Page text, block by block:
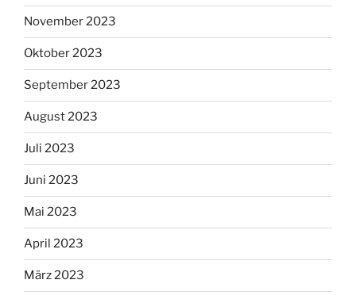
November 2023
Oktober 2023
September 2023
August 2023
Juli 2023
Juni 2023
Mai 2023
April 2023
März 2023